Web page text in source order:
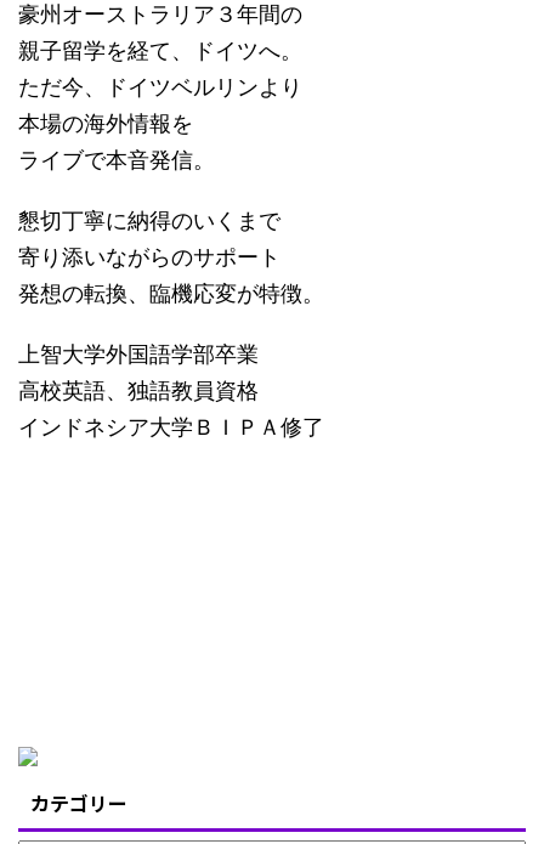
豪州オーストラリア３年間の
親子留学を経て、ドイツへ。
ただ今、ドイツベルリンより
本場の海外情報を
ライブで本音発信。
懇切丁寧に納得のいくまで
寄り添いながらのサポート
発想の転換、臨機応変が特徴。
上智大学外国語学部卒業
高校英語、独語教員資格
インドネシア大学ＢＩＰＡ修了
カテゴリー